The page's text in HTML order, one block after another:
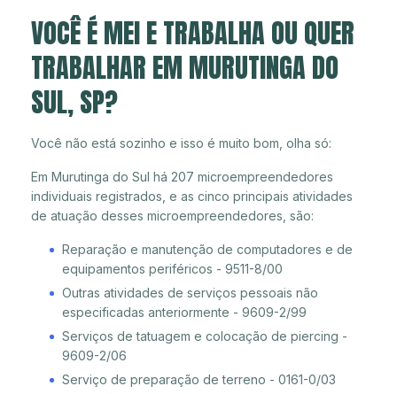
VOCÊ É MEI E TRABALHA OU QUER
TRABALHAR EM MURUTINGA DO
SUL, SP?
Você não está sozinho e isso é muito bom, olha só:
Em Murutinga do Sul há 207 microempreendedores
individuais registrados, e as cinco principais atividades
de atuação desses microempreendedores, são:
Reparação e manutenção de computadores e de
equipamentos periféricos - 9511-8/00
Outras atividades de serviços pessoais não
especificadas anteriormente - 9609-2/99
Serviços de tatuagem e colocação de piercing -
9609-2/06
Serviço de preparação de terreno - 0161-0/03